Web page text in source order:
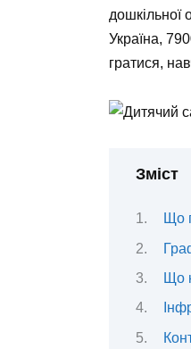
дошкільної
Україна,
гратися,
Зміст
Що
Що